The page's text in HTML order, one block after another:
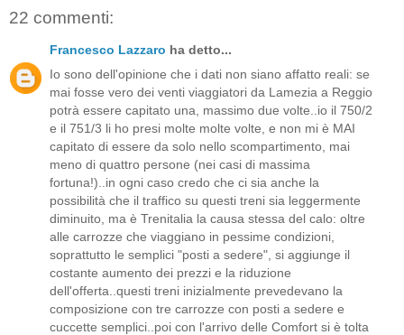
22 commenti:
Francesco Lazzaro ha detto...
Io sono dell'opinione che i dati non siano affatto reali: se
mai fosse vero dei venti viaggiatori da Lamezia a Reggio
potrà essere capitato una, massimo due volte..io il 750/2
e il 751/3 li ho presi molte molte volte, e non mi è MAI
capitato di essere da solo nello scompartimento, mai
meno di quattro persone (nei casi di massima
fortuna!)..in ogni caso credo che ci sia anche la
possibilità che il traffico su questi treni sia leggermente
diminuito, ma è Trenitalia la causa stessa del calo: oltre
alle carrozze che viaggiano in pessime condizioni,
soprattutto le semplici "posti a sedere", si aggiunge il
costante aumento dei prezzi e la riduzione
dell'offerta..questi treni inizialmente prevedevano la
composizione con tre carrozze con posti a sedere e
cuccette semplici..poi con l'arrivo delle Comfort si è tolta